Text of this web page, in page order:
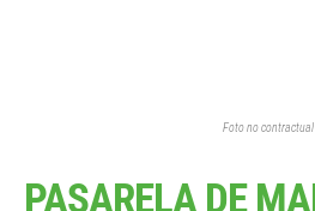
Foto no contractual
PASARELA DE